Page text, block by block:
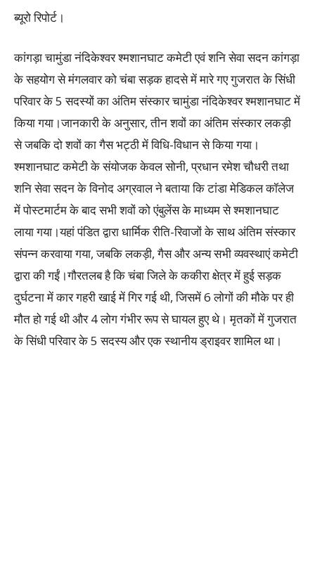
ब्यूरो रिपोर्ट।
कांगड़ा चामुंडा नंदिकेश्वर श्मशानघाट कमेटी एवं शनि सेवा सदन कांगड़ा
के सहयोग से मंगलवार को चंबा सड़क हादसे में मारे गए गुजरात के सिंधी
परिवार के 5 सदस्यों का अंतिम संस्कार चामुंडा नंदिकेश्वर श्मशानघाट में
किया गया।जानकारी के अनुसार, तीन शवों का अंतिम संस्कार लकड़ी
से जबकि दो शवों का गैस भट्ठी में विधि-विधान से किया गया।
श्मशानघाट कमेटी के संयोजक केवल सोनी, प्रधान रमेश चौधरी तथा
शनि सेवा सदन के विनोद अग्रवाल ने बताया कि टांडा मेडिकल कॉलेज
में पोस्टमार्टम के बाद सभी शवों को एंबुलेंस के माध्यम से श्मशानघाट
लाया गया।यहां पंडित द्वारा धार्मिक रीति-रिवाजों के साथ अंतिम संस्कार
संपन्न करवाया गया, जबकि लकड़ी, गैस और अन्य सभी व्यवस्थाएं कमेटी
द्वारा की गईं।गौरतलब है कि चंबा जिले के ककीरा क्षेत्र में हुई सड़क
दुर्घटना में कार गहरी खाई में गिर गई थी, जिसमें 6 लोगों की मौके पर ही
मौत हो गई थी और 4 लोग गंभीर रूप से घायल हुए थे। मृतकों में गुजरात
के सिंधी परिवार के 5 सदस्य और एक स्थानीय ड्राइवर शामिल था।